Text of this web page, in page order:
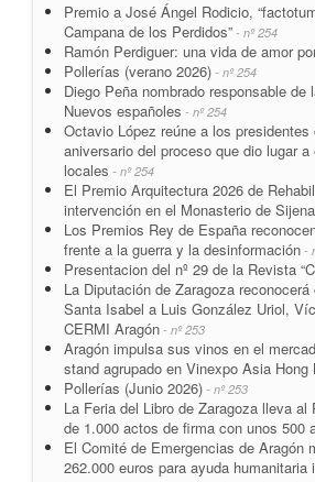
Premio a José Ángel Rodicio,
Campana de los Perdidos” - nº 254
Ramón Perdiguer: una vida de amor
Pollerías (verano 2026) - nº 254
Diego Peña nombrado responsable de
Nuevos españoles - nº 254
Octavio López reúne a los
aniversario del proceso que dio lugar
locales - nº 254
El Premio Arquitectura 2026 de
intervención en el Monasterio de Sijena
Los Premios Rey de España
frente a la guerra y la desinformación -
Presentacion del nº 29 de la Revista
La Diputación de Zaragoza
Santa Isabel a Luis González Uriol,
CERMI Aragón - nº 253
Aragón impulsa sus vinos en el
stand agrupado en Vinexpo Asia Hong
Pollerías (Junio 2026) - nº 253
La Feria del Libro de Zaragoza lleva al
de 1.000 actos de firma con unos 500
El Comité de Emergencias de Aragón
262.000 euros para ayuda humanitaria